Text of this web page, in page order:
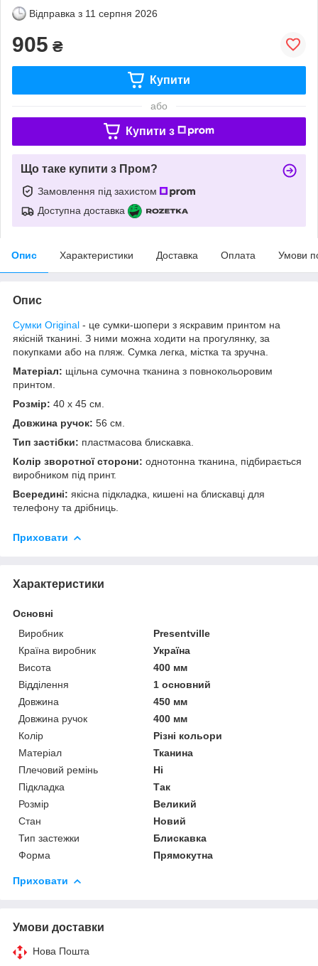
Відправка з 11 серпня 2026
905 ₴
Купити
або
Купити з
Що таке купити з Пром?
Замовлення під захистом
Доступна доставка
Опис Характеристики Доставка Оплата Умови
Опис
Сумки Original - це сумки-шопери з яскравим принтом на
якісній тканині. З ними можна ходити на прогулянку, за
покупками або на пляж. Сумка легка, містка та зручна.
Матеріал: щільна сумочна тканина з повнокольоровим
принтом.
Розмір: 40 x 45 см.
Довжина ручок: 56 см.
Тип застібки: пластмасова блискавка.
Колір зворотної сторони: однотонна тканина, підбирається
виробником під принт.
Всередині: якісна підкладка, кишені на блискавці для
телефону та дрібниць.
Приховати
Характеристики
Основні
Виробник
Presentville
Країна виробник
Україна
Висота
400 мм
Відділення
1 основний
Довжина
450 мм
Довжина ручок
400 мм
Колір
Різні кольори
Матеріал
Тканина
Плечовий ремінь
Ні
Підкладка
Так
Розмір
Великий
Стан
Новий
Тип застежки
Блискавка
Форма
Прямокутна
Приховати
Умови доставки
Нова Пошта